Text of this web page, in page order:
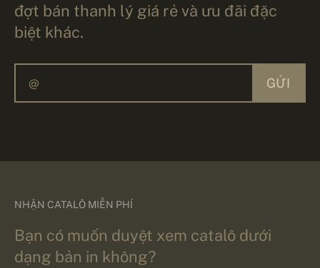
đợt bán thanh lý giá rẻ và ưu đãi đặc
biệt khác.
GỬI
NHẬN CATALÔ MIỄN PHÍ
Bạn có muốn duyệt xem catalô dưới
dạng bản in không?